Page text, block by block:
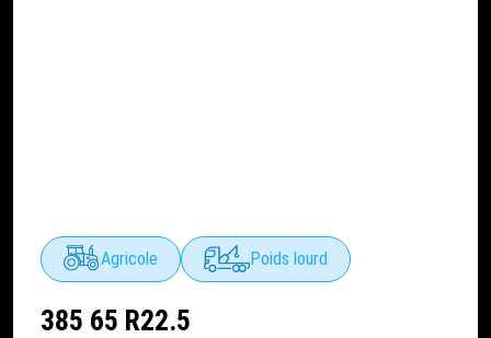
Agricole Poids lourd
385 65 R22.5